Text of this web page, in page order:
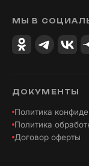
МЫ В
ДОКУМЕНТЫ
Политика
Политика
Договор оферты